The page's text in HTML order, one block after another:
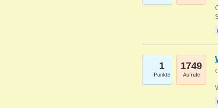
1
Punkte
1749
Aufrufe